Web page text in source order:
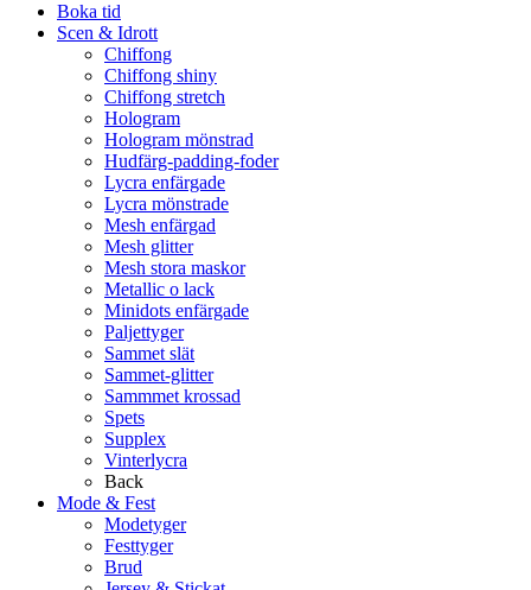
Boka tid
Scen & Idrott
Chiffong
Chiffong shiny
Chiffong stretch
Hologram
Hologram mönstrad
Hudfärg-padding-foder
Lycra enfärgade
Lycra mönstrade
Mesh enfärgad
Mesh glitter
Mesh stora maskor
Metallic o lack
Minidots enfärgade
Paljettyger
Sammet slät
Sammet-glitter
Sammmet krossad
Spets
Supplex
Vinterlycra
Back
Mode & Fest
Modetyger
Festtyger
Brud